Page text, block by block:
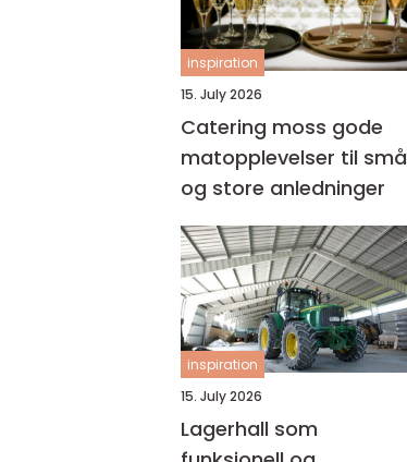
inspiration
15. July 2026
Catering moss gode
matopplevelser til små
og store anledninger
inspiration
15. July 2026
Lagerhall som